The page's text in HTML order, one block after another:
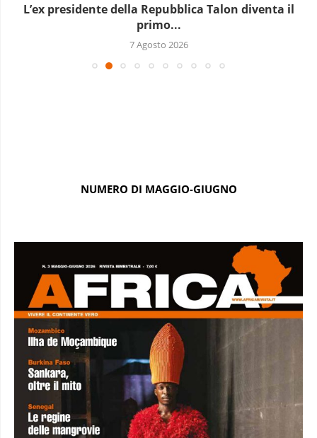
L’ex presidente della Repubblica Talon diventa il
primo...
7 Agosto 2026
NUMERO DI MAGGIO-GIUGNO